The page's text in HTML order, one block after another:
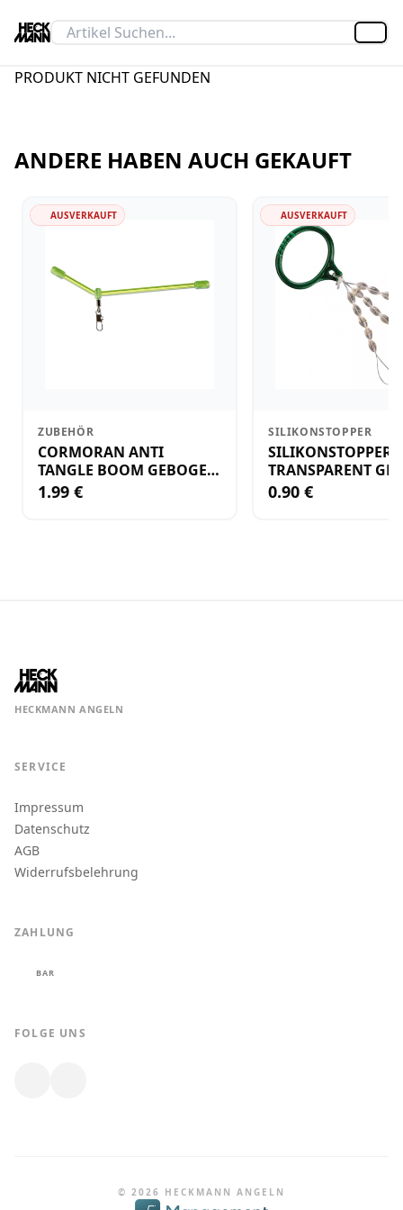
PRODUKT NICHT GEFUNDEN
ANDERE HABEN AUCH GEKAUFT
AUSVERKAUFT
ZUBEHÖR
CORMORAN ANTI
TANGLE BOOM GEBOGEN
12CM M.WIRBEL(PLASTIK)
1.99 €
AUSVERKAUFT
SILIKONSTOPPER
SILIKONSTOPPER
TRANSPARENT
KLEIN
0.90 €
HECKMANN ANGELN
SERVICE
Impressum
Datenschutz
AGB
Widerrufsbelehrung
ZAHLUNG
BAR
FOLGE UNS
© 2026 HECKMANN ANGELN